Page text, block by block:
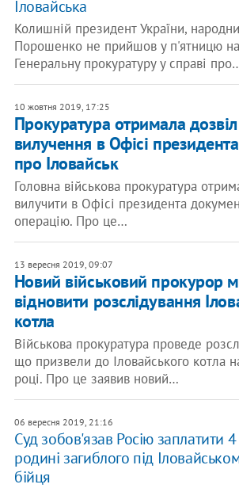
Іловайська
Колишній президент України,
Порошенко не прийшов у п'ятницю
Генеральну прокуратуру у справі
10 жовтня 2019, 17:25
Прокуратура отримала
вилучення в Офісі
про Іловайськ
Головна військова прокуратура
вилучити в Офісі президента
операцію. Про це…
13 вересня 2019, 09:07
Новий військовий прокурор
відновити розслідування
котла
Військова прокуратура проведе
що призвели до Іловайського котла
році. Про це заявив новий…
06 вересня 2019, 21:16
Суд зобов'язав Росію заплатити
родині загиблого під
бійця